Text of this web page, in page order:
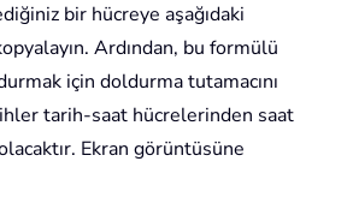
bir hücreye aşağıdaki
Ardından, bu formülü
için doldurma tutamacını
tarih-saat hücrelerinden saat
Ekran görüntüsüne